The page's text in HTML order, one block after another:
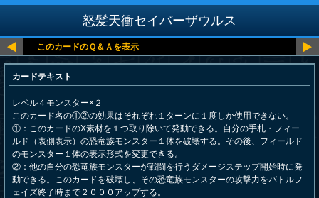
怒髪天衝セイバーザウルス
カードテキスト
レベル４モンスター×２
このカード名の①②の効果はそれぞれ１ターンに１度しか使用できない。
①：このカードのX素材を１つ取り除いて発動できる。自分の手札・フィー
ルド（表側表示）の恐竜族モンスター１体を破壊する。その後、フィールド
のモンスター１体の表示形式を変更できる。
②：他の自分の恐竜族モンスターが戦闘を行うダメージステップ開始時に発
動できる。このカードを破壊し、その恐竜族モンスターの攻撃力をバトルフ
ェイズ終了時まで２０００アップする。